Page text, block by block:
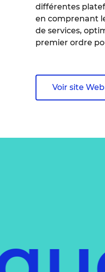
différentes
en comprenant
de services,
premier ordre
Voir site Web